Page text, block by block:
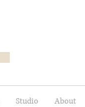
Studio About